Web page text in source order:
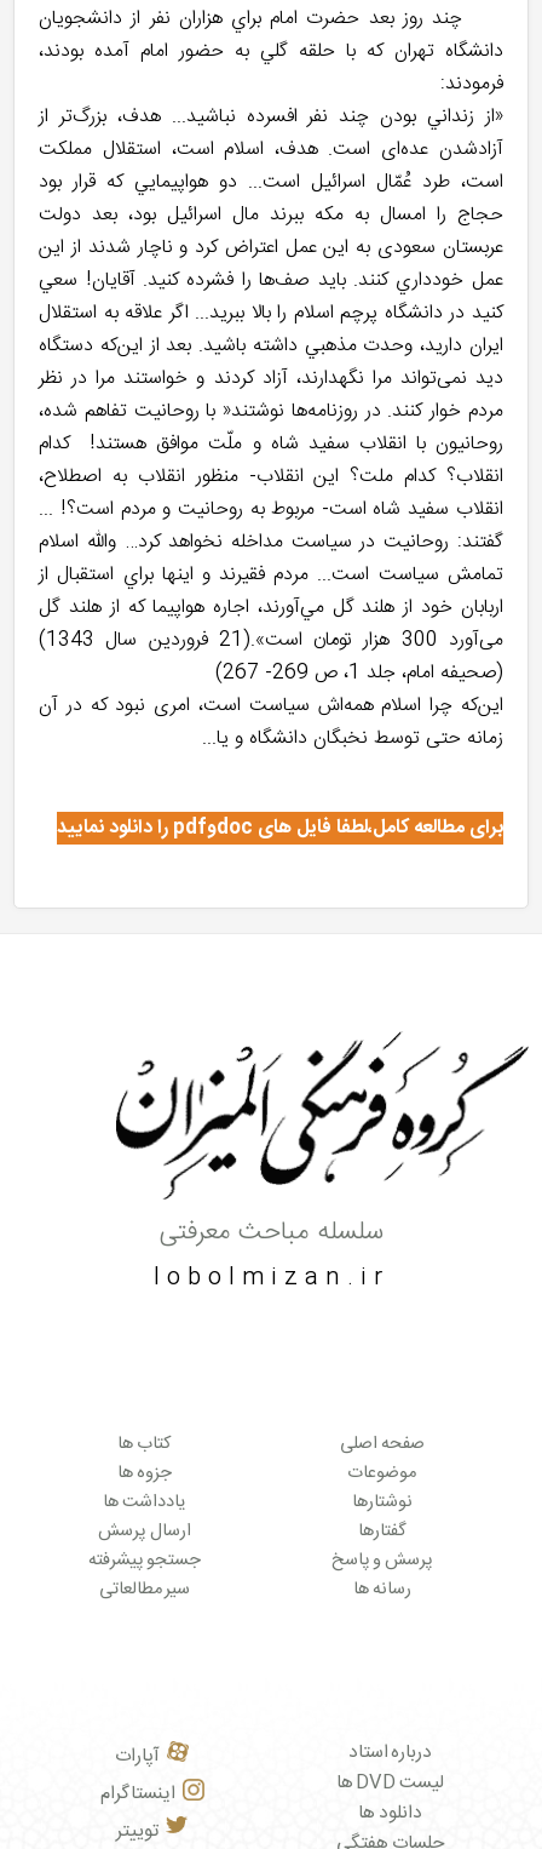
چند روز بعد حضرت امام براي هزاران نفر از دانشجويان
دانشگاه تهران كه با حلقه گلي به حضور امام آمده بودند،
فرمودند:
«از زنداني بودن چند نفر افسرده نباشيد... هدف، بزرگ‌تر از
آزادشدن عده‌ای است. هدف، اسلام است، استقلال مملكت
است، طرد عُمّال اسرائيل است... دو هواپيمايي كه قرار بود
حجاج را امسال به مكه ببرند مال اسرائيل بود، بعد دولت
عربستان سعودی به این عمل اعتراض كرد و ناچار شدند از اين
عمل خودداري كنند. بايد صف‌ها را فشرده كنيد. آقايان! سعي
كنيد در دانشگاه پرچم اسلام را بالا ببريد... اگر علاقه به استقلال
ايران داريد، وحدت مذهبي داشته باشيد. بعد از اين‌كه دستگاه
دید نمی‌تواند مرا نگهدارند، آزاد كردند و خواستند مرا در نظر
مردم خوار كنند. در روزنامه‌ها نوشتند« با روحانيت تفاهم شده،
روحانيون با انقلاب سفيد شاه و ملّت موافق هستند! كدام
انقلاب؟ كدام ملت؟ اين انقلاب- منظور انقلاب به اصطلاح،
انقلاب سفید شاه است- مربوط به روحانيت و مردم است؟! ...
گفتند: روحانيت در سياست مداخله نخواهد كرد… والله اسلام
تمامش سياست است... مردم فقيرند و اينها براي استقبال از
اربابان خود از هلند گل مي‌آورند، اجاره هواپيما كه از هلند گل
می‌آورد 300 هزار تومان است».(21 فروردین سال 1343)
(صحیفه امام، جلد 1، ص 269- 267)
این‌که چرا اسلام همه‌اش سیاست است، امری نبود که در آن
زمانه حتی توسط نخبگان دانشگاه و یا...
برای مطالعه کامل،لطفا فایل های docوpdf را دانلود نمایید
سلسله مباحث معرفتی
lobolmizan.ir
صفحه اصلی
موضوعات
نوشتارها
گفتارها
پرسش و پاسخ
رسانه ها
کتاب ها
جزوه ها
یادداشت ها
ارسال پرسش
جستجو پیشرفته
سیر مطالعاتی
درباره استاد
لیست DVD ها
دانلود ها
آپارات
اینستاگرام
توییتر